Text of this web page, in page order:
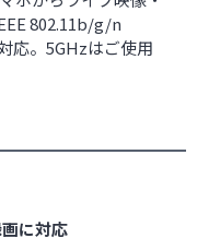
802.11b/g/n
応。5GHzはご使用
に対応